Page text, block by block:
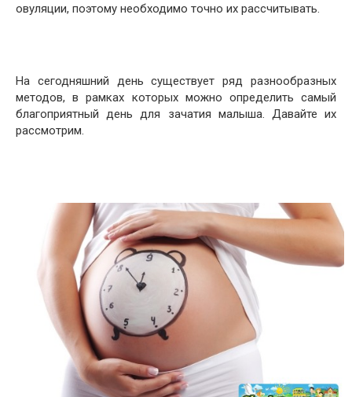
овуляции, поэтому необходимо точно их рассчитывать.
На сегодняшний день существует ряд разнообразных
методов, в рамках которых можно определить самый
благоприятный день для зачатия малыша. Давайте их
рассмотрим.